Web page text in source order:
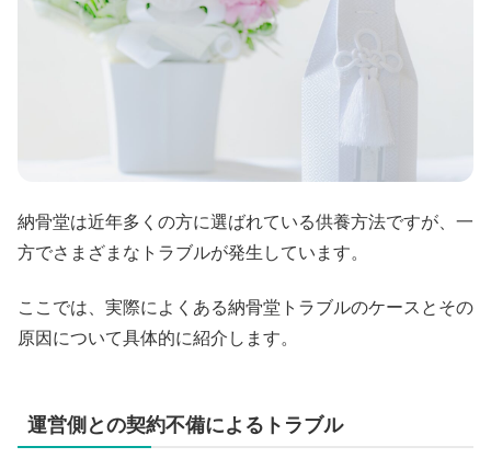
納骨堂は近年多くの方に選ばれている供養方法ですが、一
方でさまざまなトラブルが発生しています。
ここでは、実際によくある納骨堂トラブルのケースとその
原因について具体的に紹介します。
運営側との契約不備によるトラブル